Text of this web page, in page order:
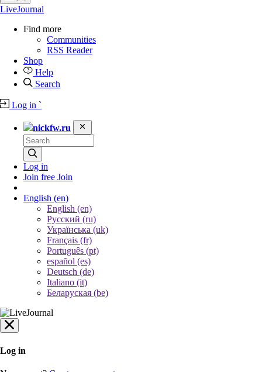
LiveJournal
Find more
Communities
RSS Reader
Shop
Help
Search
Log in `
nickfw.ru
Log in
Join free Join
English (en)
English (en)
Русский (ru)
Українська (uk)
Français (fr)
Português (pt)
español (es)
Deutsch (de)
Italiano (it)
Беларуская (be)
Log in